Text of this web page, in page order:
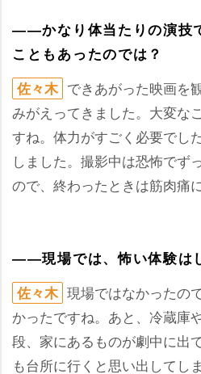
――かなり体当たりの演技
こともあったのでは？
佐々木 できあがった映画を
みがえってきました。大変な
すね。体力がすごく必要でし
しました。撮影中は恐怖でず
ので、終わったときは筋肉痛
――現場では、怖い体験は
佐々木 現場ではなかったの
かったですね。あと、冷蔵庫
段、家にあるものが劇中に出
も台所に行くと思い出してし